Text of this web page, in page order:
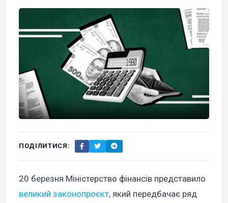
ПОДІЛИТИСЯ:
20 березня Міністерство фінансів представило
великий законопроєкт, який передбачає ряд